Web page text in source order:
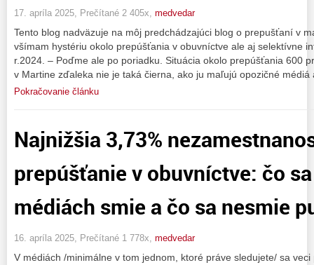
17. apríla 2025, Prečítané 2 405x, medvedar
Tento blog nadväzuje na môj predchádzajúci blog o prepušťaní v
všímam hystériu okolo prepúšťania v obuvníctve ale aj selektívne
r.2024. – Poďme ale po poriadku. Situácia okolo prepúšťania 600
v Martine zďaleka nie je taká čierna, ako ju maľujú opozičné
Pokračovanie článku
Najnižšia 3,73%
prepúšťanie v obuvníctve: čo sa
médiách smie a čo sa nesmie
16. apríla 2025, Prečítané 1 778x, medvedar
V médiách /minimálne v tom jednom, ktoré práve sledujete/ sa